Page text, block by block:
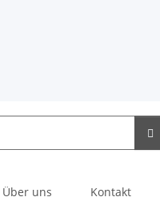
Über uns Kontakt